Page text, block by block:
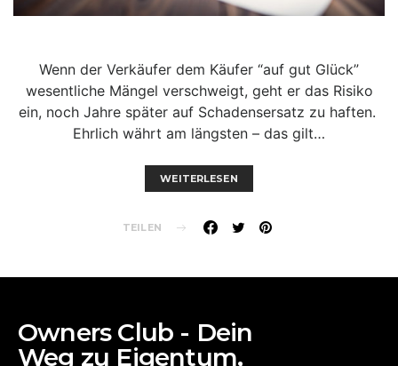
Wenn der Verkäufer dem Käufer “auf gut Glück”
wesentliche Mängel verschweigt, geht er das Risiko
ein, noch Jahre später auf Schadensersatz zu haften.
Ehrlich währt am längsten – das gilt…
WEITERLESEN
TEILEN
Owners Club - Dein
Weg zu Eigentum,